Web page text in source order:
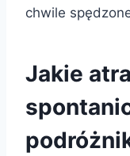
chwile
Jakie